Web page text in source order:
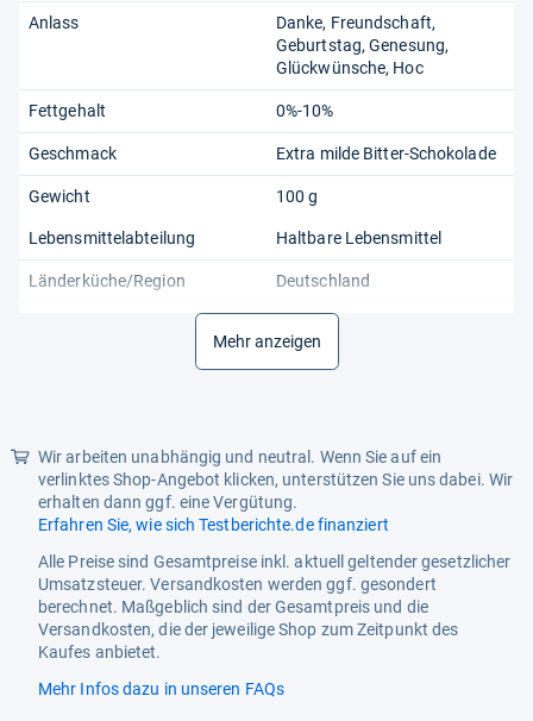
Anlass
Danke, Freundschaft,
Geburtstag, Genesung,
Glückwünsche, Hoc
Fettgehalt 0%-10%
Geschmack Extra milde Bitter-Schokolade
Gewicht 100 g
Lebensmittelabteilung Haltbare Lebensmittel
Länderküche/Region Deutschland
Milde Edelbitter-Schokolade
Schokolade
Mehr anzeigen
Wir arbeiten unabhängig und neutral. Wenn Sie auf ein
verlinktes Shop-Angebot klicken, unterstützen Sie uns dabei. Wir
erhalten dann ggf. eine Vergütung.
Erfahren Sie, wie sich Testberichte.de finanziert
Alle Preise sind Gesamtpreise inkl. aktuell geltender gesetzlicher
Umsatzsteuer. Versandkosten werden ggf. gesondert
berechnet. Maßgeblich sind der Gesamtpreis und die
Versandkosten, die der jeweilige Shop zum Zeitpunkt des
Kaufes anbietet.
Mehr Infos dazu in unseren FAQs